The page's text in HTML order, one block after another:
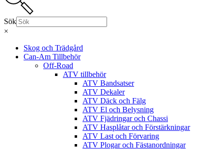
Sök
×
Skog och Trädgård
Can-Am Tillbehör
Off-Road
ATV tillbehör
ATV Bandsatser
ATV Dekaler
ATV Däck och Fälg
ATV El och Belysning
ATV Fjädringar och Chassi
ATV Hasplåtar och Förstärkningar
ATV Last och Förvaring
ATV Plogar och Fästanordningar